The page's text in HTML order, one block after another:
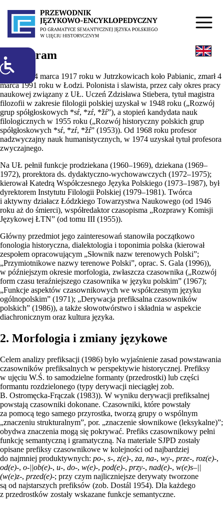
1. Biogram
Urodzony 4 marca 1917 roku w Jutrzkowicach koło Pabianic, zmarł 4
marca 1991 roku w Łodzi. Polonista i slawista, przez cały okres pracy
naukowej związany z UŁ. Uczeń Zdzisława Stiebera, tytuł magistra
filozofii w zakresie filologii polskiej uzyskał w 1948 roku („Rozwój
grup spółgłoskowych *sŕ, *zŕ, *žŕ”), a stopień kandydata nauk
filologicznych w 1955 roku („Rozwój historyczny polskich grup
spółgłoskowych *sŕ, *zŕ, *žŕ” (1953)). Od 1968 roku profesor
nadzwyczajny nauk humanistycznych, w 1974 uzyskał tytuł profesora
zwyczajnego.
Na UŁ pełnił funkcje prodziekana (1960–1969), dziekana (1969–
1972), prorektora ds. dydaktyczno-wychowawczych (1972–1975);
kierował Katedrą Współczesnego Języka Polskiego (1973–1987), był
dyrektorem Instytutu Filologii Polskiej (1979–1981). Twórca
i aktywny działacz Łódzkiego Towarzystwa Naukowego (od 1946
roku aż do śmierci), współredaktor czasopisma „Rozprawy Komisji
Językowej ŁTN” (od tomu III (1955)).
Główny przedmiot jego zainteresowań stanowiła początkowo
fonologia historyczna, dialektologia i toponimia polska (kierował
zespołem opracowującym „Słownik nazw terenowych Polski”;
„Przymiotnikowe nazwy terenowe Polski”, oprac. S. Gala (1996)),
w późniejszym okresie morfologia, zwłaszcza czasownika („Rozwój
form czasu teraźniejszego czasownika w języku polskim” (1967);
„Funkcje aspektów czasownikowych we współczesnym języku
ogólnopolskim” (1971); „Derywacja prefiksalna czasowników
polskich” (1986)), a także słowotwórstwo i składnia w aspekcie
diachronicznym oraz kultura języka.
2. Morfologia i zmiany językowe
Celem analizy prefiksacji (1986) było wyjaśnienie zasad powstawania
czasowników prefiksalnych w perspektywie historycznej. Prefiksy
w ujęciu W.Ś. to samodzielne formanty (przedrostki) lub części
formantu rozdzielonego (typy derywacji nieciągłej zob.
B. Ostromęcka-Frączak (1983)). W wyniku derywacji prefiksalnej
powstają czasowniki dokonane. Czasowniki, które powstały
za pomocą tego samego przyrostka, tworzą grupy o wspólnym
„znaczeniu strukturalnym”, por. „znaczenie słownikowe (leksykalne)”;
obydwa znaczenia mogą się pokrywać. Prefiks czasownikowy pełni
funkcję semantyczną i gramatyczną. Na materiale SJPD zostały
opisane prefiksy czasownikowe w kolejności od najbardziej
do najmniej produktywnych: po-, s-, z(e)-, za, na-, wy-, prze-, roz(e)-,
od(e)-, o-||ob(e)-, u-, do-, w(e)-, pod(e)-, przy-, nad(e)-, w(e)s–||
(w(e)z-, przed(e)-; przy czym najliczniejsze derywaty tworzone
są od najstarszych prefiksów (zob. Dostál 1954). Dla każdego
z przedrostków zostały wskazane funkcje semantyczne.